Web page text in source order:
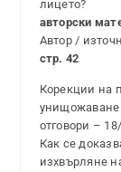
лицето?
авторски
Автор /
стр. 42
Корекции на
унищожаване
отговори –
Как се
изхвърляне